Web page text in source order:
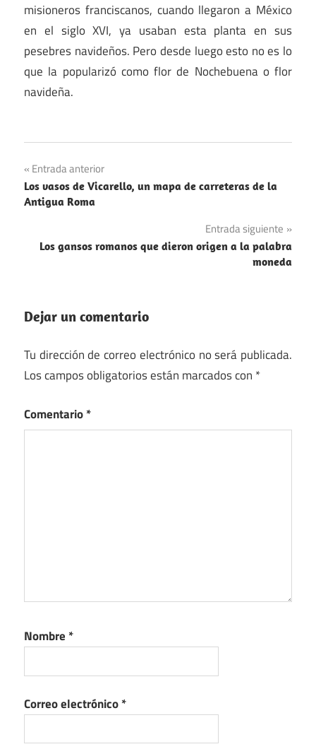
misioneros franciscanos, cuando llegaron a México
en el siglo XVI, ya usaban esta planta en sus
pesebres navideños. Pero desde luego esto no es lo
que la popularizó como flor de Nochebuena o flor
navideña.
Naturaleza
Televisión
Navegación
de
Entrada anterior
Los vasos de Vicarello, un mapa de carreteras de la
Antigua Roma
Entrada siguiente
Los gansos romanos que dieron origen a la palabra
moneda
Dejar un comentario
Tu dirección de correo electrónico no será publicada.
Los campos obligatorios están marcados con *
Comentario*
Nombre *
Correo electrónico*